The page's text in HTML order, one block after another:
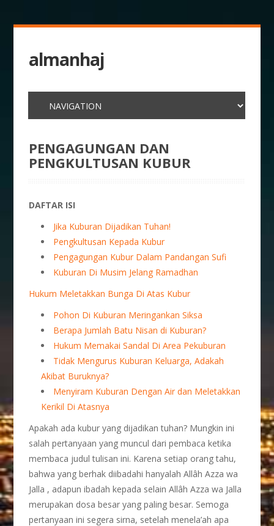
almanhaj
PENGAGUNGAN DAN
PENGKULTUSAN KUBUR
DAFTAR ISI
Jika Kuburan Dijadikan Tuhan!
Pengkultusan Kepada Kubur
Pengagungan Kubur Dalam Pandangan Sufi
Kuburan Di Musim Jelang Ramadhan
Hukum Meletakkan Bunga Di Atas Kubur
Pohon Di Kuburan Meringankan Siksa
Berapa Jumlah Batu Nisan di Kuburan?
Hukum Memakai Sandal Di Area Pekuburan
Tidak Mengurus Kuburan Keluarga, Adakah
Akibat Buruknya?
Menyiram Kuburan Dengan Air dan Meletakkan
Kerikil Di Atasnya
Apakah ada kubur yang dijadikan tuhan? Mungkin ini
salah pertanyaan yang muncul dari pembaca ketika
membaca judul tulisan ini. Karena setiap orang tahu,
bahwa yang berhak diibadahi hanyalah Allâh Azza wa
Jalla , adapun ibadah kepada selain Allâh Azza wa Jalla
merupakan dosa besar yang paling besar. Semoga
pertanyaan ini segera sirna, setelah menela’ah apa